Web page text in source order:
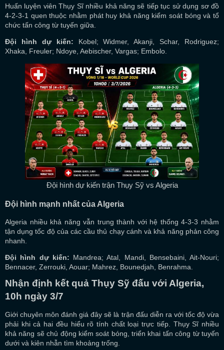
Huấn luyện viên Thụy Sĩ nhiều khả năng sẽ tiếp tục sử dụng sơ đồ
4-2-3-1 quen thuộc nhằm phát huy khả năng kiểm soát bóng và tổ
chức tấn công từ tuyến giữa.
Đội hình dự kiến: Kobel; Widmer, Akanji, Schar, Rodriguez;
Xhaka, Freuler; Ndoye, Aebischer, Vargas; Embolo.
Đội hình dự kiến trận Thụy Sỹ vs Algeria
Đội hình mạnh nhất của Algeria
Algeria nhiều khả năng vẫn trung thành với hệ thống 4-3-3 nhằm
tận dụng tốc độ của các cầu thủ chạy cánh và khả năng phản công
nhanh.
Đội hình dự kiến: Mandrea; Atal, Mandi, Bensebaini, Ait-Nouri;
Bennacer, Zerrouki, Aouar; Mahrez, Bounedjah, Benrahma.
Nhận định kết quả Thụy Sỹ đấu với Algeria,
10h ngày 3/7
Giới chuyên môn đánh giá đây sẽ là trận đấu diễn ra với tốc độ vừa
phải khi cả hai đều hiểu rõ tính chất loại trực tiếp. Thụy Sĩ nhiều
khả năng sẽ chủ động kiểm soát bóng, triển khai tấn công từ tuyến
dưới và kiên nhẫn tìm khoảng trống.